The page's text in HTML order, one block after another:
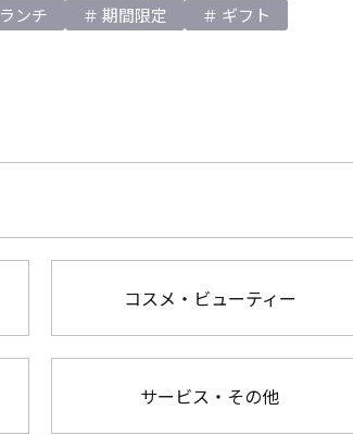
ランチ 期間限定 ギフト
コスメ・ビューティー
サービス・その他